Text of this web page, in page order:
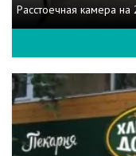
Расстоечная камера